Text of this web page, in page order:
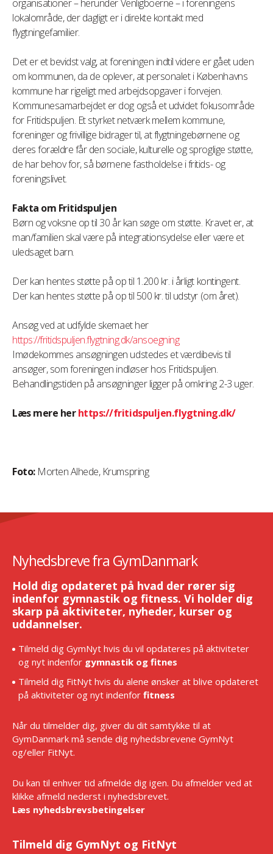
organisationer – herunder Venligboerne – i foreningens
lokalområde, der dagligt er i direkte kontakt med
flygtningefamilier.
Det er et bevidst valg, at foreningen indtil videre er gået uden
om kommunen, da de oplever, at personalet i Københavns
kommune har rigeligt med arbejdsopgaver i forvejen.
Kommunesamarbejdet er dog også et udvidet fokusområde
for Fritidspuljen. Et styrket netværk mellem kommune,
foreninger og frivillige bidrager til, at flygtningebørnene og
deres forældre får den sociale, kulturelle og sproglige støtte,
de har behov for, så børnene fastholdelse i fritids- og
foreningslivet.
Fakta om Fritidspuljen
Børn og voksne op til 30 år kan søge om støtte. Kravet er, at
man/familien skal være på integrationsydelse eller være et
uledsaget barn.
Der kan hentes støtte på op til 1.200 kr. i årligt kontingent.
Der kan hentes støtte på op til 500 kr. til udstyr (om året).
Ansøg ved at udfylde skemaet her
https://fritidspuljen.flygtning.dk/ansoegning
Imødekommes ansøgningen udstedes et værdibevis til
ansøger, som foreningen indløser hos Fritidspuljen.
Behandlingstiden på ansøgninger ligger på omkring 2-3 uger.
Læs mere herhttps://fritidspuljen.flygtning.dk/
Foto: Morten Alhede, Krumspring
Nyhedsbreve fra GymDanmark
Hold dig opdateret på hvad der rører sig
indenfor gymnastik og fitness. Vi holder dig
skarp på aktiviteter, nyheder, kurser og
uddannelser.
Tilmeld dig GymNyt hvis du vil opdateres på aktiviteter
og nyt indenfor gymnastik og fitnes
Tilmeld dig FitNyt hvis du alene ønsker at blive opdateret
på aktiviteter og nyt indenfor fitness
Når du tilmelder dig, giver du dit samtykke til at
GymDanmark må sende dig nyhedsbrevene GymNyt
og/eller FitNyt.
Du kan til enhver tid afmelde dig igen. Du afmelder ved at
klikke afmeld nederst i nyhedsbrevet.
Læs nyhedsbrevsbetingelser
Tilmeld dig GymNyt og FitNyt